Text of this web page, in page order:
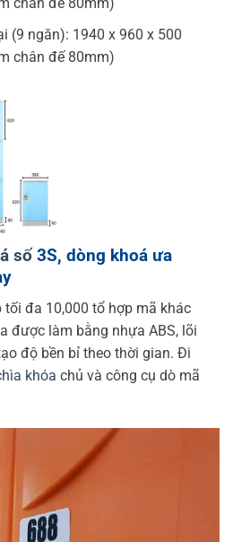
(9 ngăn): 1940 x 960 x 500
chân đế 80mm)
số3S, dòng khoá ưa
đa 10,000 tổ hợp mã khác
được làm bằng nhựa ABS, lõi
độ bền bỉ theo thời gian. Đi
khóa chủ và công cụ dò mã